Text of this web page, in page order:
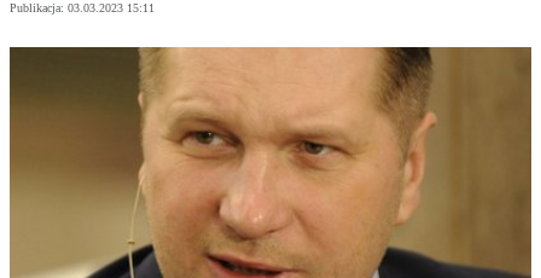
Publikacja: 03.03.2023 15:11